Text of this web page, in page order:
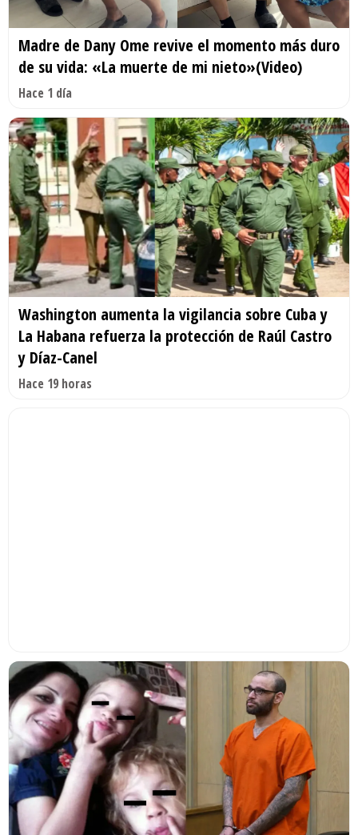
Madre de Dany Ome revive el momento más duro
de su vida: «La muerte de mi nieto»(Video)
Hace 1 día
Washington aumenta la vigilancia sobre Cuba y
La Habana refuerza la protección de Raúl Castro
y Díaz-Canel
Hace 19 horas